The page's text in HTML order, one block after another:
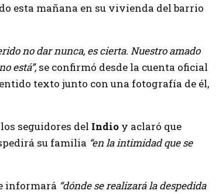
esta mañana en su vivienda del barrio
no dar nunca, es cierta. Nuestro amado
está”, se confirmó desde la cuenta oficial
texto junto con una fotografía de él,
seguidores del Indio y aclaró que
su familia “en la intimidad que se
informará “dónde se realizará la despedida